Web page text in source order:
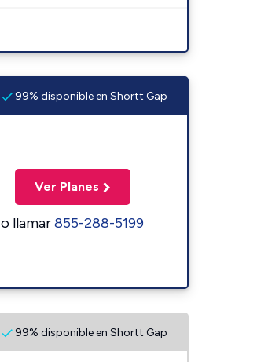
99% disponible en Shortt Gap
Ver Planes
o llamar855-288-5199
99% disponible en Shortt Gap